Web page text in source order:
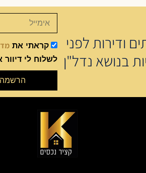
ודירות לפני
בנושא נדל"ן
קראתי את
לשלוח לי דיוור
הרשמה